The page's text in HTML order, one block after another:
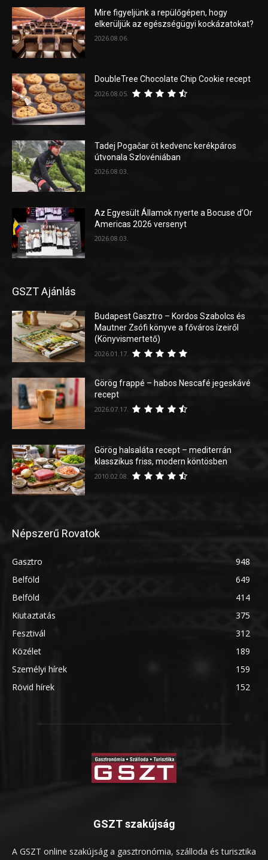
Mire figyeljünk a repülőgépen, hogy
elkerüljük az egészségügyi kockázatokat?
2026.08.06.
DoubleTree Chocolate Chip Cookie recept
2026.08.05.
Tadej Pogačar öt kedvenc kerékpáros
útvonala Szlovéniában
2026.08.03.
Az Egyesült Államok nyerte a Bocuse d’Or
Americas 2026 versenyt
2026.08.03.
GSZT Ajánlás
Budapest Gasztro – Kordos Szabolcs és
Mautner Zsófi könyve a főváros ízeiről
(Könyvismertető)
2026.01.17.
Görög frappé – habos Nescafé jegeskávé
recept
2026.07.17.
Görög halsaláta recept – mediterrán
klasszikus friss, modern köntösben
2010.02.08.
Népszerű Rovatok
Gasztro
948
Belföld
649
Belföld
414
Kiutaztatás
375
Fesztivál
312
Közélet
189
Személyi hírek
159
Rövid hírek
152
GSZT szakújság
A GSZT online szakújság a gasztronómia, szálloda és turisztika